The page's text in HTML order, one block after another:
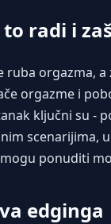
to radi i
ruba orgazma,
orgazme i
ključni su -
scenarijima,
ponuditi
edginga